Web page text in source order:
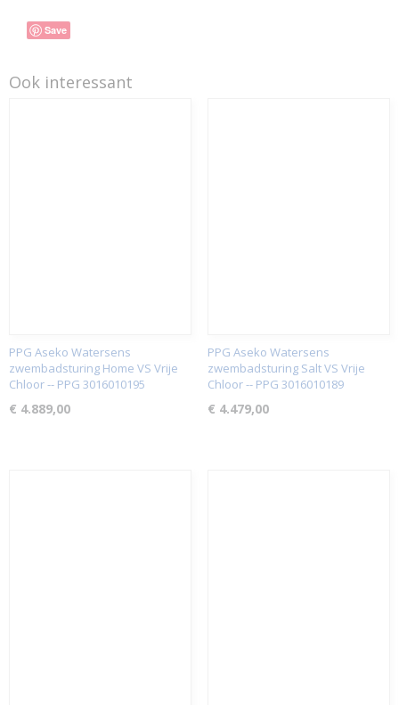
Save
Ook interessant
PPG Aseko Watersens
zwembadsturing Home VS Vrije
Chloor -- PPG 3016010195
€ 4.889,00
PPG Aseko Watersens
zwembadsturing Salt VS Vrije
Chloor -- PPG 3016010189
€ 4.479,00